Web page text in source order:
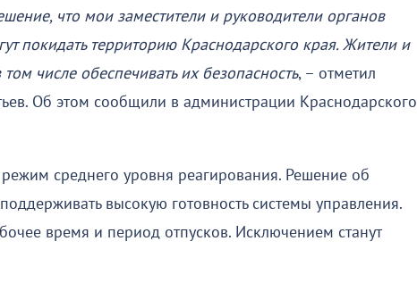
что мои заместители и руководители органов
покидать территорию Краснодарского края. Жители и
числе обеспечивать их безопасность, – отметил
Об этом сообщили в администрации Краснодарского
режим среднего уровня реагирования. Решение об
высокую готовность системы управления.
время и период отпусков. Исключением станут